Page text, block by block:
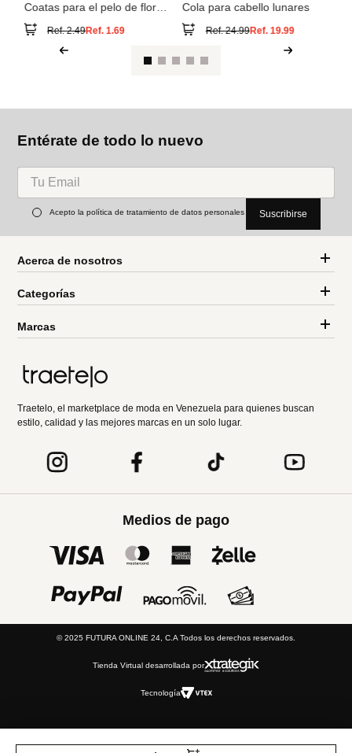
Coatas para el pelo de flores
unidades)
Ref.2.49Ref.1.69
Cola para cabello lunares
Ref.24.99Ref. 19.99
Entérate de todo lo nuevo
Acepto la política de tratamiento de datos personales Suscribirse
Acerca de nosotros
Categorías
Marcas
Traetelo, el marketplace de moda en Venezuela para quienes buscan
estilo, calidad y las mejores marcas en un solo lugar.
Medios de pago
© 2025 FUTURA ONLINE 24, C.A Todos los derechos reservados.
Tienda Virtual desarrollada por
Tecnología